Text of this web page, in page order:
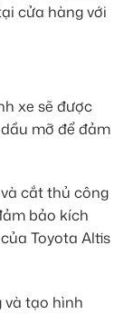
cửa hàng với
xe sẽ được
mỡ để đảm
cắt thủ công
bảo kích
Toyota Altis
tạo hình